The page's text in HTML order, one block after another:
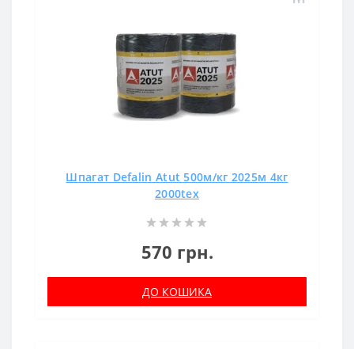
Шпагат Defalin Atut 500м/кг 2025м 4кг
2000tex
570 грн.
ДО КОШИКА